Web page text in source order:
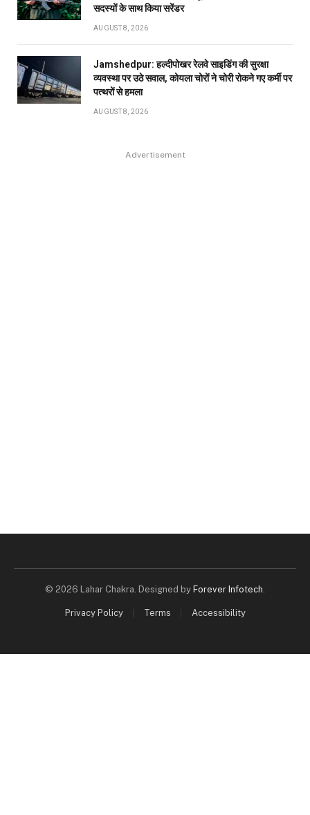
सदस्यों के साथ किया सरेंडर
AUGUST 8, 2026
Jamshedpur: हल्दीपोखर रेलवे साइडिंग की सुरक्षा
व्यवस्था पर उठे सवाल, कोयला चोरों ने चोरी रोकने गए कर्मी पर
पत्थरों से हमला
AUGUST 8, 2026
Advertisement
© 2026 Lahar Chakra. Designed by Forever Infotech.
Privacy Policy Terms Accessibility